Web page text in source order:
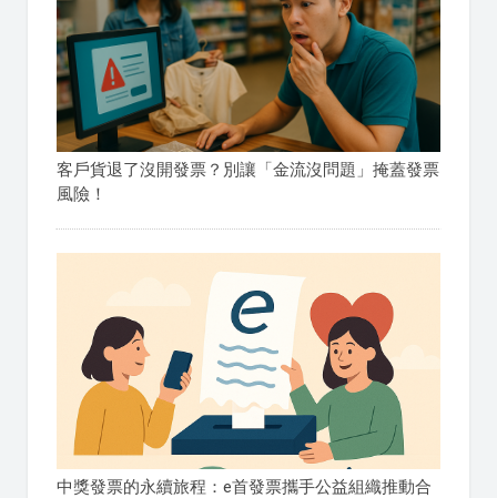
客戶貨退了沒開發票？別讓「金流沒問題」掩蓋發票
風險！
中獎發票的永續旅程：e首發票攜手公益組織推動合